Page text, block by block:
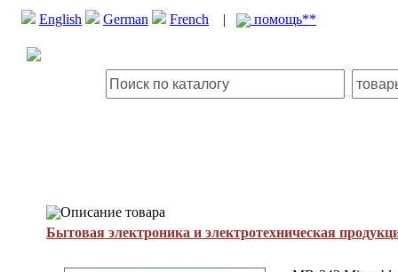
English German French | помощь**
Описание товара
Бытовая электроника и электротехническая